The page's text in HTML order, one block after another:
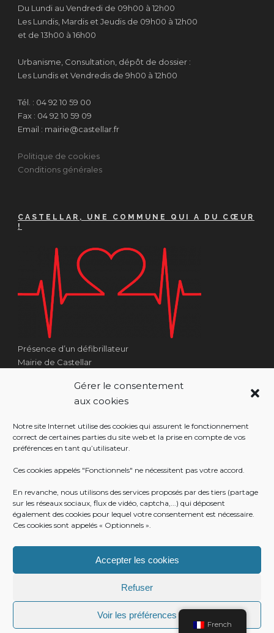
Gérer le consentement
aux cookies
Notre site Internet utilise des cookies qui assurent le fonctionnement
correct de certaines parties du site web et la prise en compte de vos
préférences en tant qu’utilisateur.
Ces cookies appelés "Fonctionnels" ne nécessitent pas votre accord.
En revanche, nous utilisons des services proposés par des tiers (partage
sur les réseaux sociaux, flux de vidéo, captcha,...) qui déposent
également des cookies pour lequel votre consentement est nécessaire.
Ces cookies sont appelés « Optionnels ».
Accepter les cookies
Refuser
Voir les préférences
Du Lundi au Vendredi de 09h00 à 12h00
Les Lundis, Mardis et Jeudis de 09h00 à 12h00
et de 13h00 à 16h00
Urbanisme, Consultation, dépôt de dossier :
Les Lundis et Vendredis de 9h00 à 12h00
Tél. : 04 92 10 59 00
Fax : 04 92 10 59 09
Email : mairie@castellar.fr
Politique de cookies
Conditions générales
CASTELLAR, UNE COMMUNE QUI A DU CŒUR
!
Présence d’un défibrillateur
Mairie de Castellar
Côté Escalier Rue Sarrail
06500 Castellar
RÉALISATION
French